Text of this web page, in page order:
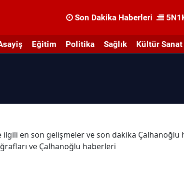
Son Dakika Haberleri
Eğitim Politika Sağlık Kültür Sanat
en son gelişmeler ve son dakika Çalhanoğlu
ve Çalhanoğlu haberleri